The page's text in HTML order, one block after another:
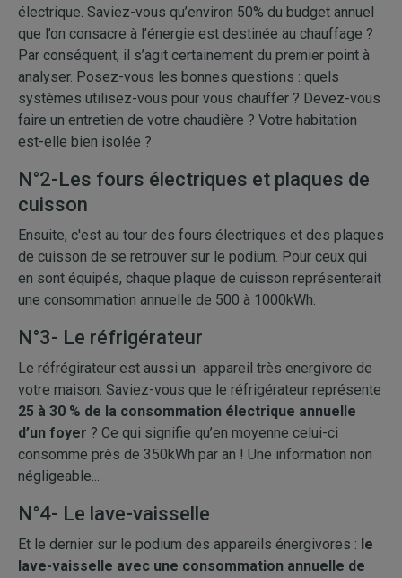
électrique. Saviez-vous qu’environ 50% du budget annuel
que l’on consacre à l’énergie est destinée au chauffage ?
Par conséquent, il s’agit certainement du premier point à
analyser. Posez-vous les bonnes questions : quels
systèmes utilisez-vous pour vous chauffer ? Devez-vous
faire un entretien de votre chaudière ? Votre habitation
est-elle bien isolée ?
N°2-Les fours électriques et plaques de
cuisson
Ensuite, c'est au tour des fours électriques et des plaques
de cuisson de se retrouver sur le podium. Pour ceux qui
en sont équipés, chaque plaque de cuisson représenterait
une consommation annuelle de 500 à 1000kWh.
N°3- Le réfrigérateur
Le réfrégirateur est aussi un appareil très energivore de
votre maison. Saviez-vous que le réfrigérateur représente
25 à 30 % de la consommation électrique annuelle
d’un foyer ? Ce qui signifie qu’en moyenne celui-ci
consomme près de 350kWh par an ! Une information non
négligeable...
N°4- Le lave-vaisselle
Et le dernier sur le podium des appareils énergivores : le
lave-vaisselle avec une consommation annuelle de